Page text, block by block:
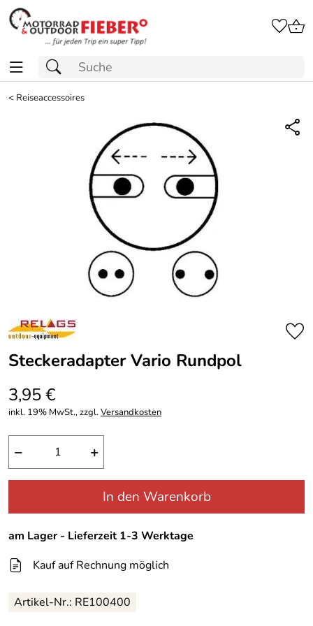
< Reiseaccessoires
Steckeradapter Vario Rundpol
3,95 €
inkl. 19% MwSt., zzgl.Versandkosten
− +
In den Warenkorb
am Lager - Lieferzeit 1-3 Werktage
Kauf auf Rechnung möglich
Artikel-Nr.: RE100400